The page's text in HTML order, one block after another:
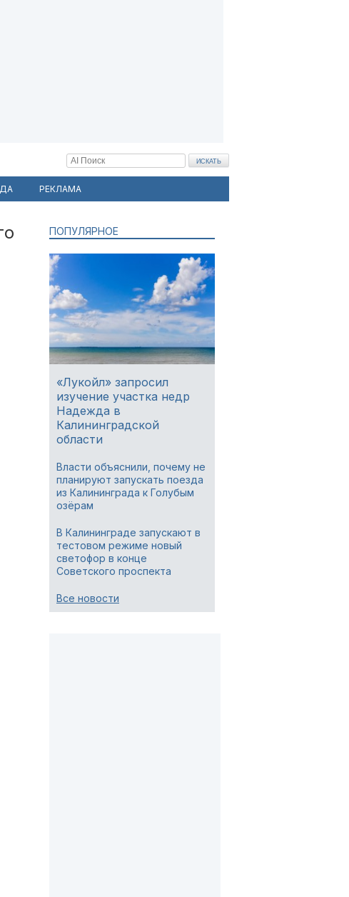
РЕКЛАМА
ПОПУЛЯРНОЕ
«Лукойл» запросил
изучение участка недр
Надежда в
Калининградской
области
Власти объяснили, почему не
планируют запускать поезда
из Калининграда к Голубым
озёрам
В Калининграде запускают в
тестовом режиме новый
светофор в конце
Советского проспекта
Все новости